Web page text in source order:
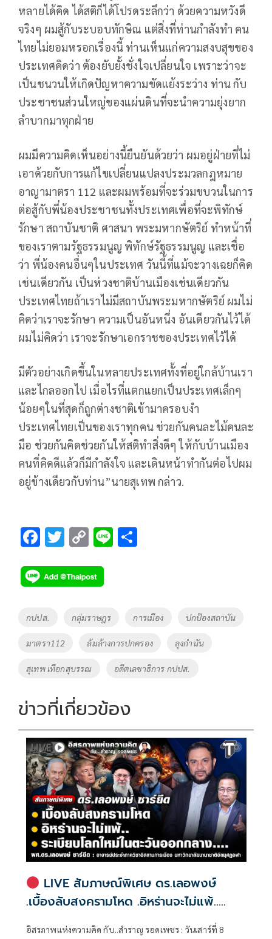
หลายได้คิด ได้สติก็ได้โปรดระลึกว่า ด้วยความหวังดี
จริงๆ ผมสู้กับระบอบทักษิณ แต่สิ่งที่ท่านกำลังทำ คน
ไทยไม่ยอมหรอกเรื่องนี้ ท่านเห็นแก่ความสงบสุขของ
ประเทศคิดว่า ต้องยับยั้งชั่งใจเปลี่ยนใจ เพราะว่าจะ
เป็นชนวนให้เกิดปัญหาความขัดแย้งระว่าง ท่าน กับ
ประชาชนส่วนใหญ่ของแผ่นดินที่จะนำความยุ่งยาก
ลำบากมาทุกฝ่าย
ผมมีความคิดเห็นอย่างนี้ยืนยันด้วยว่า ผมอยู่ฝ่ายที่ไม่
เอาด้วยกับการแก้ไขเปลี่ยนแปลงประมวลกฎหมาย
อาญามาตรา 112 และผมพร้อมที่จะร่วมขบวนในการ
ต่อสู้กับพี่น้องประชาชนทั้งประเทศเพื่อที่จะพิทักษ์
รักษา สถาบันชาติ ศาสนา พระมหากษัตริย์ ทำหน้าที่
ของเราตามรัฐธรรมนูญ พิทักษ์รัฐธรรมนูญ และเชื่อ
ว่า พี่น้องคนอื่นๆในประเทศ วันนี้ที่แม้จะวางเฉยก็คิด
เช่นเดียวกัน เป็นห่วงชาติบ้านเมืองเช่นเดียวกัน
ประเทศไทยถ้าเราไม่มีสถาบันพระมหากษัตริย์ ผมไม่
คิดว่าเราจะรักษา ความเป็นอันหนึ่ง อันเดียวกันไว้ได้
ผมไม่คิดว่า เราจะรักษาเอกราชของประเทศไว้ได้
มีตัวอย่างเกิดขึ้นในหลายประเทศทั้งที่อยู่ใกล้บ้านเรา
และไกลออกไป เมื่อไรที่แตกแยกเป็นประเทศเล็กๆ
น้อยๆในที่สุดก็ถูกต่างชาติเข้ามาครอบงำ
ประเทศไทยเป็นของเราทุกคน ช่วยกันคนละไม้คนละ
มือ ช่วยกันคิดช่วยกันให้สติทำสิ่งดีๆ ให้กับบ้านเมือง
คนที่คิดดีแล้วก็มีกำลังใจ และเดินหน้าทำกันต่อไปผม
อยู่ข้างเดียวกับท่าน”นายสุเทพ กล่าว.
F
e
b
o
k
T
tt
er
C
p
y
Li
n
k
Li
Tags
กปปส. กลุ่มราษฎร การเมือง ปกป้องสถาบัน
มาตรา112 ล้มล้างการปกครอง ลุงกำนัน
สุเทพ เทือกสุบรรณ อดีตเลขาธิการ กปปส.
ข่าวที่เกี่ยวข้อง
LIVE สัมภาษณ์พิเศษ ดร.เลอพงษ์
.เบื้องลับสงครามโหด .อิหร่านจะไม่แพ้..
อิสรภาพแห่งความคิด กับ..สำราญ รอดเพชร : วันเสาร์ที่ 8